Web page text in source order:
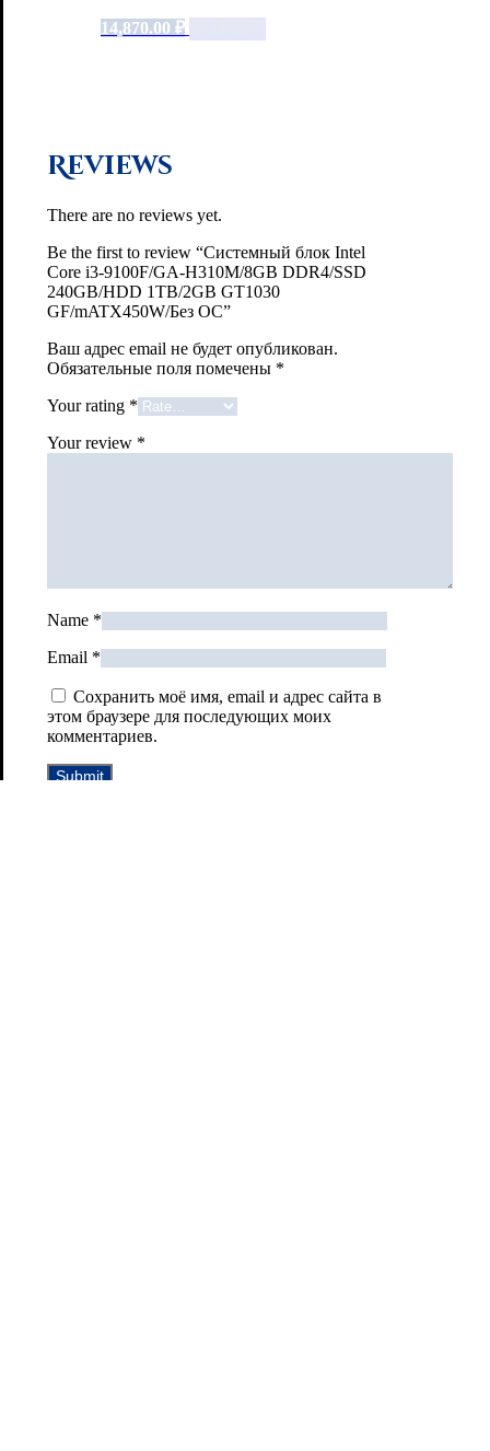
14,870.00 ₽
Reviews
There are no reviews yet.
Be the first to review “Системный блок Intel
Core i3-9100F/GA-H310M/8GB DDR4/SSD
240GB/HDD 1TB/2GB GT1030
GF/mATX450W/Без ОС”
Ваш адрес email не будет опубликован.
Обязательные поля помечены *
Your rating *
Your review *
Name *
Email *
Сохранить моё имя, email и адрес сайта в
этом браузере для последующих моих
комментариев.